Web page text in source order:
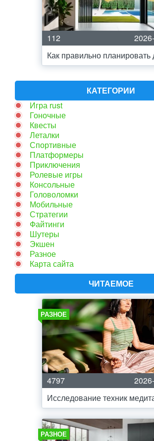
112
Как правильно планировать
КАТЕГОРИИ
Игра rust
Гоночные
Квесты
Леталки
Спортивные
Платформеры
Приключения
Ролевые игры
Консольные
Головоломки
Мобильные
Стратегии
Файтинги
Шутеры
Экшен
Разное
Карта сайта
ЧИТАЕМОЕ
РАЗНОЕ
4797
Исследование техник
РАЗНОЕ